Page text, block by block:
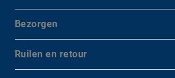
Bezorgen
Ruilen en retour